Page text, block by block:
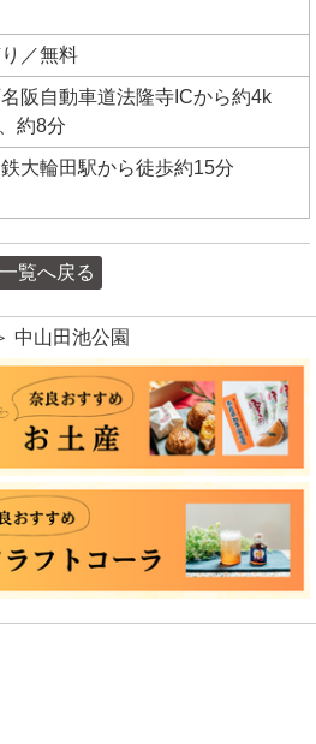
／無料
阪自動車道法隆寺ICから約4k
約8分
大輪田駅から徒歩約15分
一覧へ戻る
中山田池公園